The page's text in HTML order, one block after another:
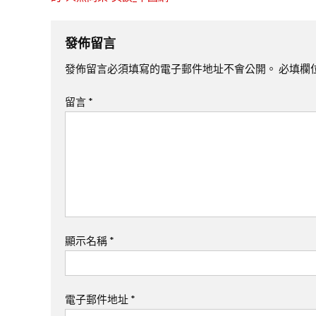
發佈留言
發佈留言必須填寫的電子郵件地址不會公開。 必填欄
留言 *
顯示名稱 *
電子郵件地址 *